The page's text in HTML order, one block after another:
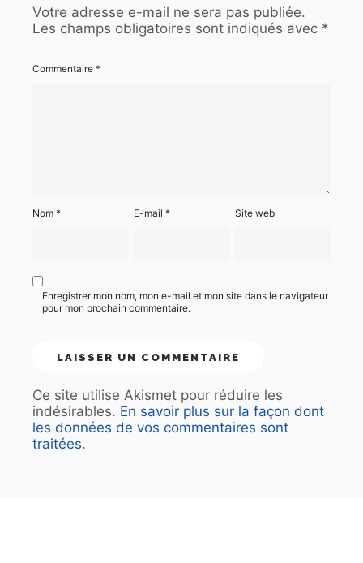
Votre adresse e-mail ne sera pas publiée.
Les champs obligatoires sont indiqués avec *
Commentaire *
Nom * E-mail* Site web
Enregistrer mon nom, mon e-mail et mon site dans le navigateur
pour mon prochain commentaire.
Ce site utilise Akismet pour réduire les
indésirables. En savoir plus sur la façon dont
les données de vos commentaires sont
traitées.